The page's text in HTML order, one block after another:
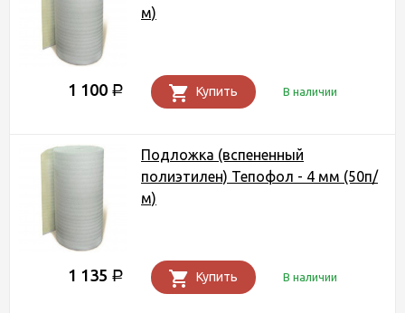
м)
1 100 Р Купить В наличии
Подложка (вспененный
полиэтилен) Тепофол - 4 мм (50п/
м)
1 135 Р Купить В наличии